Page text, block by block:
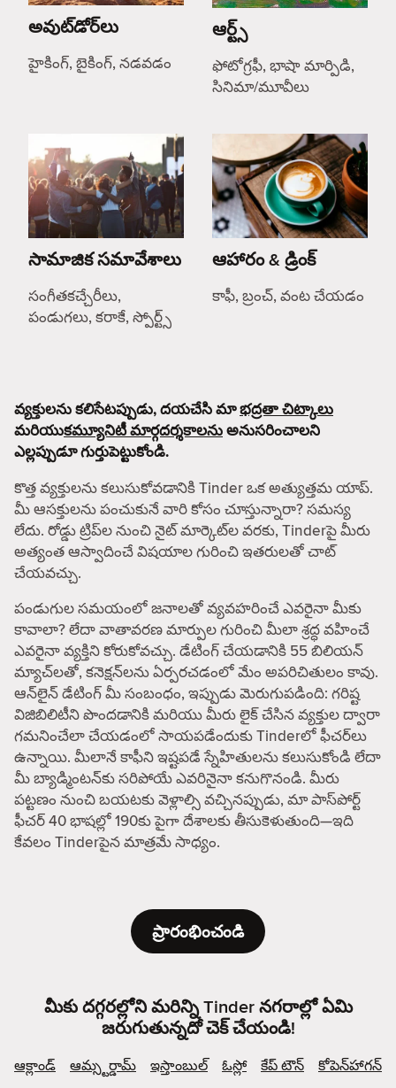
అవుట్‌డోర్‌లు
హైకింగ్, బైకింగ్, నడవడం
ఆర్ట్స్
ఫోటోగ్రఫీ, భాషా మార్పిడి,
సినిమా/మూవీలు
సామాజిక సమావేశాలు
సంగీతకచ్చేరీలు,
పండుగలు, కరాకే, స్పోర్ట్స్
ఆహారం & డ్రింక్
కాఫీ, బ్రంచ్, వంట చేయడం
వ్యక్తులను కలిసేటప్పుడు, దయచేసి మాభద్రతా చిట్కాలు
మరియుకమ్యూనిటీ మార్గదర్శకాలనుఅనుసరించాలని
ఎల్లప్పుడూ గుర్తుపెట్టుకోండి.
కొత్త వ్యక్తులను కలుసుకోవడానికి Tinder ఒక అత్యుత్తమ యాప్.
మీ ఆసక్తులను పంచుకునే వారి కోసం చూస్తున్నారా? సమస్య
లేదు. రోడ్డు ట్రిప్‌ల నుంచి నైట్ మార్కెట్‌ల వరకు, Tinderపై మీరు
అత్యంత ఆస్వాదించే విషయాల గురించి ఇతరులతో చాట్
చేయవచ్చు.
పండుగుల సమయంలో జనాలతో వ్యవహరించే ఎవరైనా మీకు
కావాలా? లేదా వాతావరణ మార్పుల గురించి మీలా శ్రద్ధ వహించే
ఎవరైనా వ్యక్తిని కోరుకోవచ్చు. డేటింగ్ చేయడానికి 55 బిలియన్
మ్యాచ్‌లతో, కనెక్షన్‌లను ఏర్పరచడంలో మేం అపరిచితులం కావు.
ఆన్‌లైన్ డేటింగ్ మీ సంబంధం, ఇప్పుడు మెరుగుపడింది: గరిష్ట
విజిబిలిటీని పొందడానికి మరియు మీరు లైక్ చేసిన వ్యక్తుల ద్వారా
గమనించేలా చేయడంలో సాయపడేందుకు Tinderలో ఫీచర్‌లు
ఉన్నాయి. మీలానే కాఫీని ఇష్టపడే స్నేహితులను కలుసుకోండి లేదా
మీ బ్యాడ్మింటన్‌కు సరిపోయే ఎవరినైనా కనుగొనండి. మీరు
పట్టణం నుంచి బయటకు వెళ్లాల్సి వచ్చినప్పుడు, మా పాస్‌పోర్ట్
ఫీచర్ 40 భాషల్లో 190కు పైగా దేశాలకు తీసుకెళుతుంది—ఇది
కేవలం Tinderపైన మాత్రమే సాధ్యం.
ప్రారంభించండి
మీకు దగ్గరల్లోని మరిన్ని Tinder నగరాల్లో ఏమి
జరుగుతున్నదో చెక్ చేయండి!
ఆక్లాండ్ ఆమ్స్టర్డామ్ ఇస్తాంబుల్ ఓస్లో కేప్ టౌన్
కోపెన్‌హాగన్